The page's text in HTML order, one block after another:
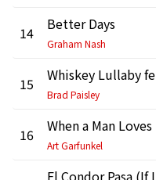
14 Better Days
Graham Nash
15
Brad Paisley
16
Art Garfunkel